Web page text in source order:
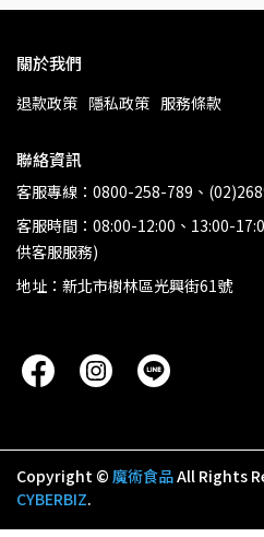
關於我們
退款政策 隱私政策 服務條款
聯絡資訊
客服專線：0800-258-789、
客服時間：08:00-12:00、13:00-
供客服服務)
地址：新北市樹林區光興街61號
Copyright © 魔術食品All Rights
CYBERBIZ.